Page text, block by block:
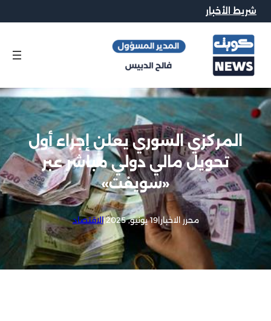
شريط الأخبار
المركزي السوري يعلن إجراء أول
تحويل مالي دولي مباشر عبر
«سويفت»
محرر الاخبار|19 يونيو, 2025 |الاقتصاد